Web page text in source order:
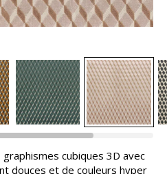
cubiques 3D avec
douces et de couleurs hyper